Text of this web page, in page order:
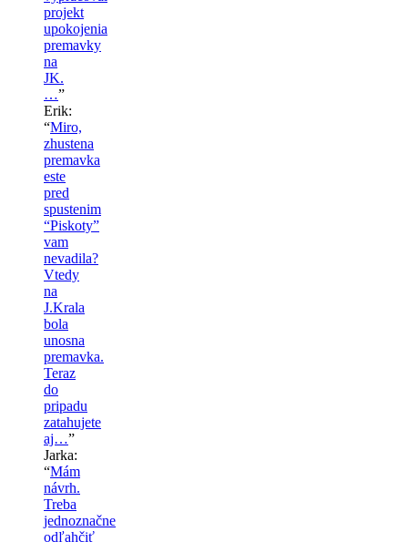
projekt
upokojenia
premavky
na
JK.
…”
Erik:
“Miro,
zhustena
premavka
este
pred
spustenim
“Piskoty”
vam
nevadila?
Vtedy
na
J.Krala
bola
unosna
premavka.
Teraz
do
pripadu
zatahujete
aj…”
Jarka:
“Mám
návrh.
Treba
jednoznačne
odľahčiť